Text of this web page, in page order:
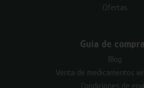
Ofertas
Guía de
Blog
Venta de medicamentos
Condiciones de